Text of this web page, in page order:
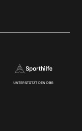
UNTERSTÜTZT DEN DBB